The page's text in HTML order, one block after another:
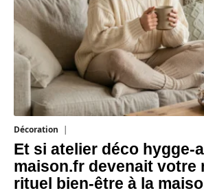
Décoration
Et si atelier déco hygge-
maison.fr devenait votre
rituel bien-être à la